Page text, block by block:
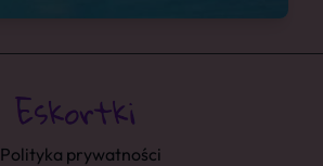
Polityka prywatności